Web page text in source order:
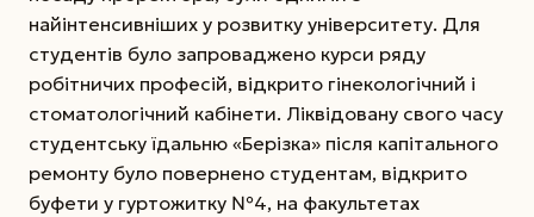
найінтенсивніших у розвитку університету. Для
студентів було запроваджено курси ряду
робітничих професій, відкрито гінекологічний і
стоматологічний кабінети. Ліквідовану свого часу
студентську їдальню «Берізка» після капітального
ремонту було повернено студентам, відкрито
буфети у гуртожитку №4, на факультетах